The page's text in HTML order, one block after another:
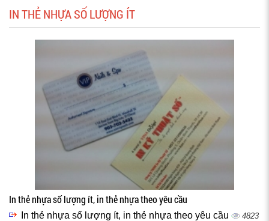
IN THẺ NHỰA SỐ LƯỢNG ÍT
In thẻ nhựa số lượng ít, in thẻ nhựa theo yêu cầu
In thẻ nhựa số lượng ít, in thẻ nhựa theo yêu cầu 4823